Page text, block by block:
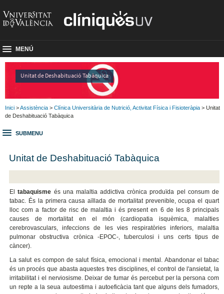
MENÚ
Unitat de Deshabituació Tabàquica
Inici >Assistència > Clínica Universitària de Nutrició, Activitat Física i Fisioteràpia > Unitat
de Deshabituació Tabàquica
SUBMENU
Unitat de Deshabituació Tabàquica
Eltabaquisme és una malaltia addictiva crònica produïda pel consum de
tabac. És la primera causa aïllada de mortalitat prevenible, ocupa el quart
lloc com a factor de risc de malaltia i és present en 6 de les 8 principals
causes de mortalitat en el món (cardiopatia isquèmica, malalties
cerebrovasculars, infeccions de les vies respiratòries inferiors, malaltia
pulmonar obstructiva crònica -EPOC-, tuberculosi i uns certs tipus de
càncer).
La salut es compon de salut física, emocional i mental. Abandonar el tabac
és un procés que abasta aquestes tres disciplines, el control de l'ansietat, la
irritabilitat i el nerviosisme. Deixar de fumar és percebut per la persona com
un repte a la seua autoestima i autoeficàcia tant que alguns dels fumadors,